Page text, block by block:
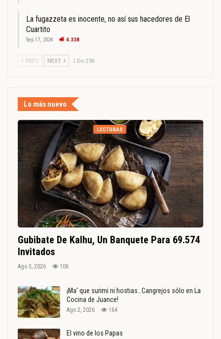
La fugazzeta es inocente, no así sus hacedores de El
Cuartito
Sep 17, 2024 4.338
PREV NEXT 1 De 238
Lo más nuevo
LECTURAS
Gubibate De Kalhu, Un Banquete Para 69.574
Invitados
Ago 3, 2026 106
¡Ma’ que surimi ni hostias…Cangrejos sólo en La
Cocina de Juance!
Ago 2, 2026 164
El vino de los Papas